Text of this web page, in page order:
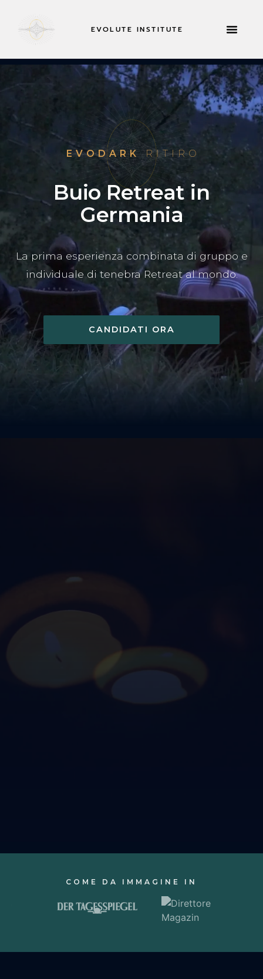
EVOLUTE INSTITUTE
EVODARKRITIRO
Buio Retreat in
Germania
La prima esperienza combinata di gruppo e
individuale di tenebra Retreat al mondo.
CANDIDATI ORA
COME DA IMMAGINE IN